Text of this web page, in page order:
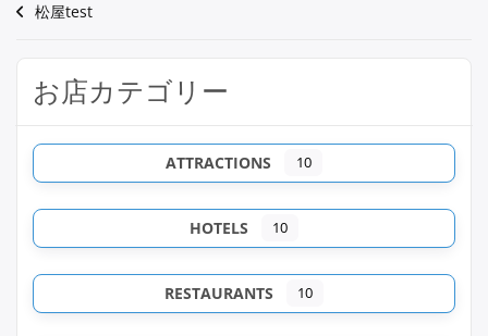
松屋test
お店カテゴリー
ATTRACTIONS 10
HOTELS 10
RESTAURANTS 10